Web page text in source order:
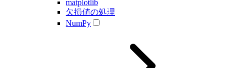
matplotlib
欠損値の処理
NumPy